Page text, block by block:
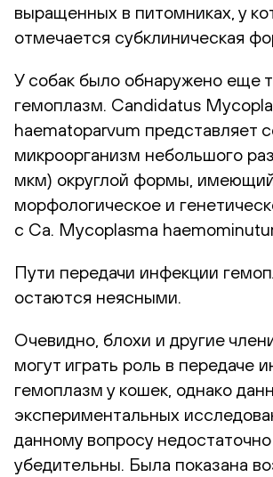
выращенных в питомниках, у
отмечается субклиническая
У собак было обнаружено еще
гемоплазм. Candidatus
haematoparvum представляет
микроорганизм небольшого
мкм) округлой формы,
морфологическое и
с Ca. Mycoplasma
Пути передачи инфекции
остаются неясными.
Очевидно, блохи и другие
могут играть роль в передаче
гемоплазм у кошек, однако
экспериментальных
данному вопросу недостаточно
убедительны. Была показана